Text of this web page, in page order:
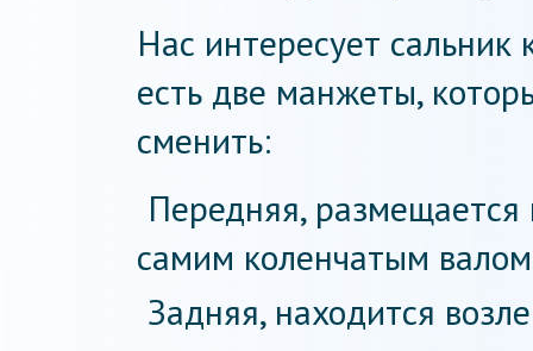
Нас интересует сальник
есть две манжеты,
сменить:
Передняя,
самим коленчатым
Задняя, находится